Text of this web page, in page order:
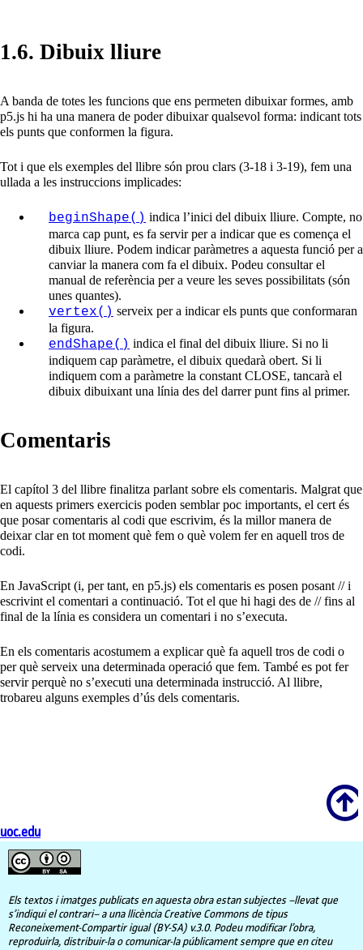
1.6. Dibuix lliure
A banda de totes les funcions que ens permeten dibuixar formes, amb
p5.js hi ha una manera de poder dibuixar qualsevol forma: indicant tots
els punts que conformen la figura.
Tot i que els exemples del llibre són prou clars (3-18 i 3-19), fem una
ullada a les instruccions implicades:
beginShape() indica l’inici del dibuix lliure. Compte, no
marca cap punt, es fa servir per a indicar que es comença el
dibuix lliure. Podem indicar paràmetres a aquesta funció per a
canviar la manera com fa el dibuix. Podeu consultar el
manual de referència per a veure les seves possibilitats (són
unes quantes).
vertex() serveix per a indicar els punts que conformaran
la figura.
endShape() indica el final del dibuix lliure. Si no li
indiquem cap paràmetre, el dibuix quedarà obert. Si li
indiquem com a paràmetre la constant CLOSE, tancarà el
dibuix dibuixant una línia des del darrer punt fins al primer.
Comentaris
El capítol 3 del llibre finalitza parlant sobre els comentaris. Malgrat que
en aquests primers exercicis poden semblar poc importants, el cert és
que posar comentaris al codi que escrivim, és la millor manera de
deixar clar en tot moment què fem o què volem fer en aquell tros de
codi.
En JavaScript (i, per tant, en p5.js) els comentaris es posen posant // i
escrivint el comentari a continuació. Tot el que hi hagi des de // fins al
final de la línia es considera un comentari i no s’executa.
En els comentaris acostumem a explicar què fa aquell tros de codi o
per què serveix una determinada operació que fem. També es pot fer
servir perquè no s’executi una determinada instrucció. Al llibre,
trobareu alguns exemples d’ús dels comentaris.
Scroll
uoc.edu
Els textos i imatges publicats en aquesta obra estan subjectes –llevat que
s’indiqui el contrari– a una llicència Creative Commons de tipus
Reconeixement-Compartir igual (BY-SA) v.3.0. Podeu modificar l’obra,
reproduirla, distribuir-la o comunicar-la públicament sempre que en citeu